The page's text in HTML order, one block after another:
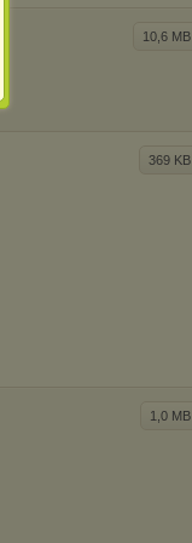
10,6 MB
369 KB
1,0 MB